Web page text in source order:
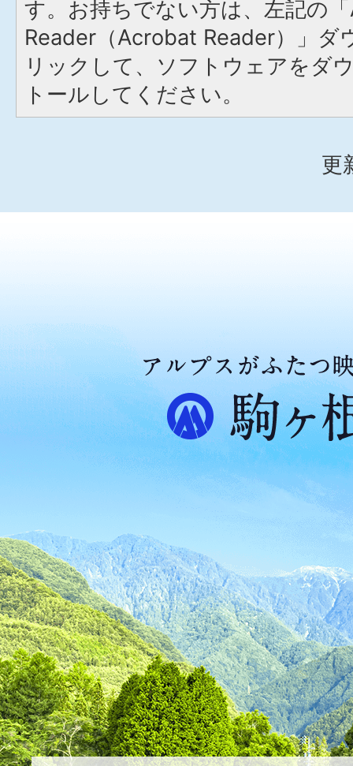
す。お持ちでない方は、左記の
Reader（Acrobat Reader）」ダ
リックして、ソフトウェアをダ
トールしてください。
更
ア
ル
プ
ス
が
た
つ
映
え
る
ま
ち